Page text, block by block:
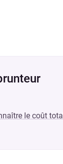
le coût total